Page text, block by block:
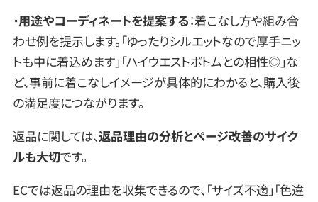
・用途やコーディネートを提案する：着こなし方や組み合
わせ例を提示します。「ゆったりシルエットなので厚手ニッ
トも中に着込めます」「ハイウエストボトムとの相性◎」な
ど、事前に着こなしイメージが具体的にわかると、購入後
の満足度につながります。
返品に関しては、返品理由の分析とページ改善のサイク
ルも大切です。
ECでは返品の理由を収集できるので、「サイズ不適」「色違